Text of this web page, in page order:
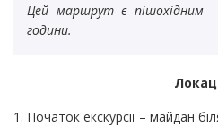
Цей маршрут є пішохідним
години.
1. Початок екскурсії – майдан